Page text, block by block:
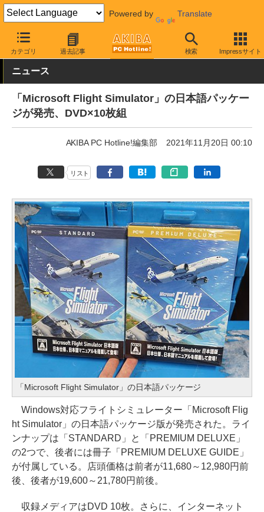
Powered by Translate
カテゴリ 過去記事 検索 Impressサイト
AKIBA PC Hotline! PC本体・ソフト ソフト・PCゲーム PCゲ
ニュース
「Microsoft Flight Simulator」の日本語パッケー
ジが発売、DVD×10枚組
AKIBA PC Hotline!編集部 2021年11月20日 00:10
リスト
「Microsoft Flight Simulator」の日本語パッケージ
Windows対応フライトシミュレーター「Microsoft Flig
ht Simulator」の日本語パッケージ版が発売された。ライ
ンナップは「STANDARD」と「PREMIUM DELUXE」
の2つで、後者には冊子「PREMIUM DELUXE GUIDE」
が付属している。店頭価格は前者が11,680～12,980円前
後、後者が19,600～21,780円前後。
収録メディアはDVD 10枚。さらに、インターネット